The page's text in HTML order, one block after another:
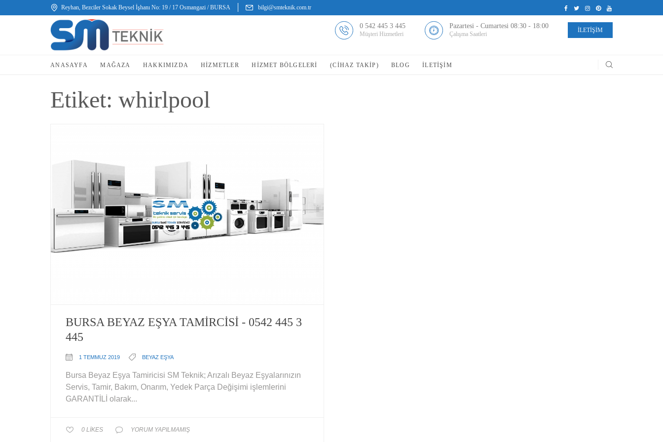
Reyhan, Bezciler Sokak Beysel İşhanı No: 19 / 17 Osmangazi / BURSA bilgi@smteknik.com.tr
0 542 445 3 445
Müşteri Hizmetleri
Pazartesi - Cumartesi 08:30 - 18:00
Çalışma Saatleri
İLETİŞİM
ANASAYFA MAĞAZA HAKKIMIZDA HIZMETLER HIZMET BÖLGELERI (CİHAZ TAKİP) BLOG İLETIŞIM
Etiket: whirlpool
BURSA BEYAZ EŞYA TAMIRCISI - 0542 445 3
445
1 TEMMUZ 2019 BEYAZ EŞYA
Bursa Beyaz Eşya Tamiricisi SM Teknik; Arızalı Beyaz Eşyalarınızın
Servis, Tamir, Bakım, Onarım, Yedek Parça Değişimi işlemlerini
GARANTİLİ olarak...
0 LIKES YORUM YAPILMAMIŞ